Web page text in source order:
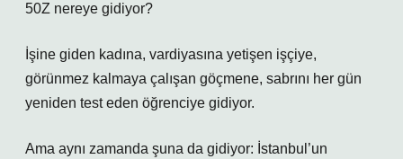
50Z nereye gidiyor?
İşine giden kadına, vardiyasına yetişen işçiye,
görünmez kalmaya çalışan göçmene, sabrını her gün
yeniden test eden öğrenciye gidiyor.
Ama aynı zamanda şuna da gidiyor: İstanbul’un